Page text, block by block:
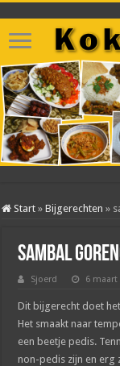
Start » Bijgerechten »
sambal
Sjoerd 6 maart
Dit bijgerecht doet
Het smaakt naar
een beetje pedis.
non-pedis zijn en erg